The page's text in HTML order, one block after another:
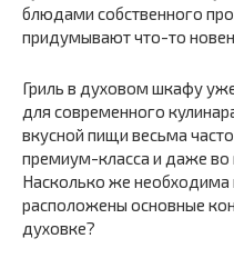
блюдами собственного
придумывают что-то
Гриль в духовом шкафу
для современного
вкусной пищи весьма
премиум-класса и даже
Насколько же необходима
расположены основные
духовке?